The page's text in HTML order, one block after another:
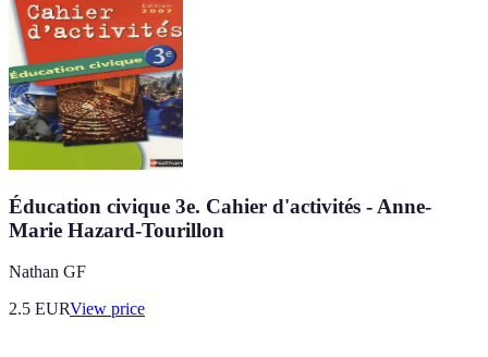
Éducation civique 3e. Cahier d'activités - Anne-
Marie Hazard-Tourillon
Nathan GF
2.5 EURView price